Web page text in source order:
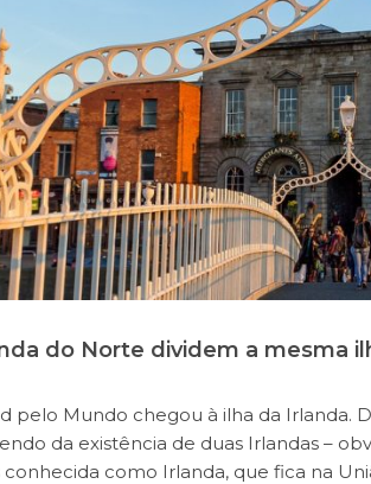
do Norte dividem a mesma
pelo Mundo chegou à ilha da Irlanda.
da existência de duas Irlandas –
conhecida como Irlanda, que fica na